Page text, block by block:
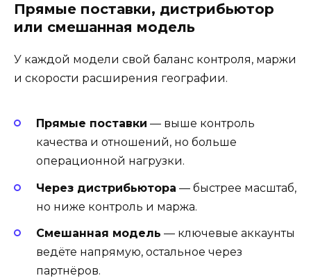
Прямые поставки, дистрибьютор
или смешанная модель
У каждой модели свой баланс контроля, маржи
и скорости расширения географии.
Прямые поставки — выше контроль
качества и отношений, но больше
операционной нагрузки.
Через дистрибьютора — быстрее масштаб,
но ниже контроль и маржа.
Смешанная модель — ключевые аккаунты
ведёте напрямую, остальное через
партнёров.